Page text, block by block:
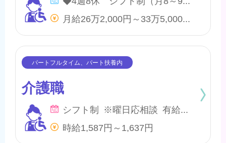
介護職
時給1,587円～1,637円